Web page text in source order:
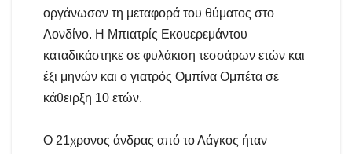
οργάνωσαν τη μεταφορά του θύματος στο
Λονδίνο. Η Μπιατρίς Εκουερεμάντου
καταδικάστηκε σε φυλάκιση τεσσάρων ετών και
έξι μηνών και ο γιατρός Ομπίνα Ομπέτα σε
κάθειρξη 10 ετών.
Ο 21χρονος άνδρας από το Λάγκος ήταν